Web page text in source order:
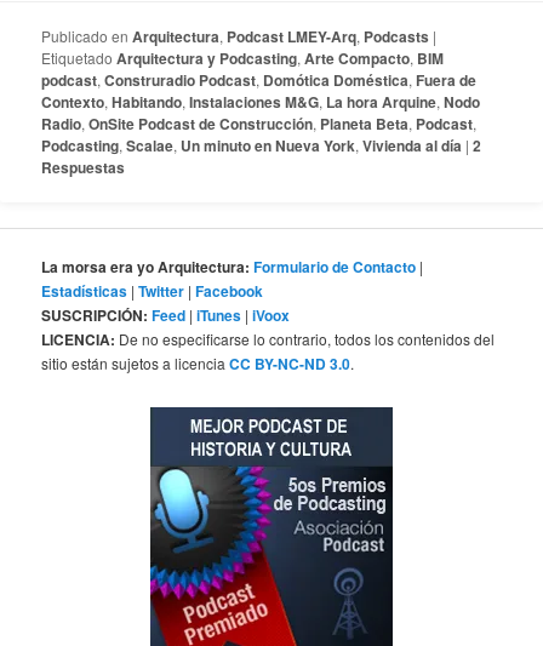
Publicado en Arquitectura, Podcast LMEY-Arq, Podcasts |
Etiquetado Arquitectura y Podcasting,Arte Compacto, BIM
podcast,Construradio Podcast, Domótica Doméstica, Fuera de
Contexto,Habitando,Instalaciones M&G, La hora Arquine,Nodo
Radio,OnSite Podcast de Construcción, Planeta Beta, Podcast,
Podcasting,Scalae, Un minuto en Nueva York,Vivienda al día |2
Respuestas
La morsa era yo Arquitectura: Formulario de Contacto |
Estadísticas |Twitter |Facebook
SUSCRIPCIÓN: Feed |iTunes |iVoox
LICENCIA: De no especificarse lo contrario, todos los contenidos del
sitio están sujetos a licenciaCC BY-NC-ND 3.0.